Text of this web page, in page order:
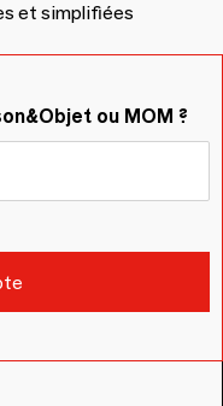
et simplifiées
ou MOM ?